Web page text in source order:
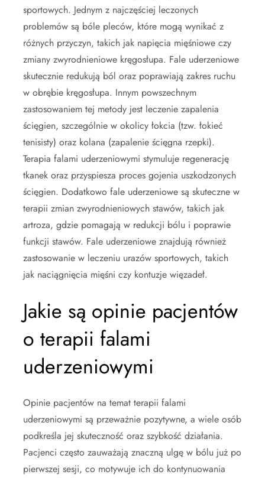
sportowych. Jednym z najczęściej leczonych
problemów są bóle pleców, które mogą wynikać z
różnych przyczyn, takich jak napięcia mięśniowe czy
zmiany zwyrodnieniowe kręgosłupa. Fale uderzeniowe
skutecznie redukują ból oraz poprawiają zakres ruchu
w obrębie kręgosłupa. Innym powszechnym
zastosowaniem tej metody jest leczenie zapalenia
ścięgien, szczególnie w okolicy łokcia (tzw. łokieć
tenisisty) oraz kolana (zapalenie ścięgna rzepki).
Terapia falami uderzeniowymi stymuluje regenerację
tkanek oraz przyspiesza proces gojenia uszkodzonych
ścięgien. Dodatkowo fale uderzeniowe są skuteczne w
terapii zmian zwyrodnieniowych stawów, takich jak
artroza, gdzie pomagają w redukcji bólu i poprawie
funkcji stawów. Fale uderzeniowe znajdują również
zastosowanie w leczeniu urazów sportowych, takich
jak naciągnięcia mięśni czy kontuzje więzadeł.
Jakie są opinie pacjentów
o terapii falami
uderzeniowymi
Opinie pacjentów na temat terapii falami
uderzeniowymi są przeważnie pozytywne, a wiele osób
podkreśla jej skuteczność oraz szybkość działania.
Pacjenci często zauważają znaczną ulgę w bólu już po
pierwszej sesji, co motywuje ich do kontynuowania